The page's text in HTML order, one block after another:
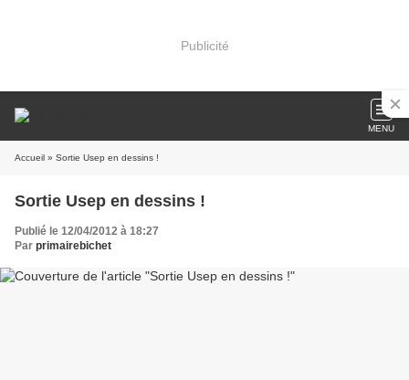
Publicité
MENU
Accueil » Sortie Usep en dessins !
Sortie Usep en dessins !
Publié le 12/04/2012 à 18:27
Par primairebichet